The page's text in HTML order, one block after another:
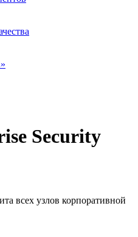
Security
всех узлов корпоративной